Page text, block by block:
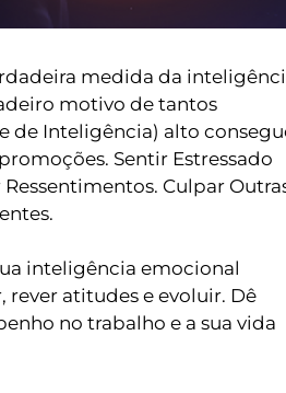
medida da
motivo de tantos
de Inteligência) alto
Sentir Estressado
Culpar
inteligência emocional
rever atitudes e evoluir. Dê
no trabalho e a sua vida